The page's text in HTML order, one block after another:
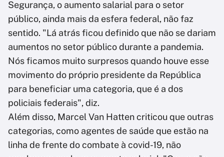
Segurança, o aumento salarial para o setor
público, ainda mais da esfera federal, não faz
sentido. "Lá atrás ficou definido que não se dariam
aumentos no setor público durante a pandemia.
Nós ficamos muito surpresos quando houve esse
movimento do próprio presidente da República
para beneficiar uma categoria, que é a dos
policiais federais", diz.
Além disso, Marcel Van Hatten criticou que outras
categorias, como agentes de saúde que estão na
linha de frente do combate à covid-19, não